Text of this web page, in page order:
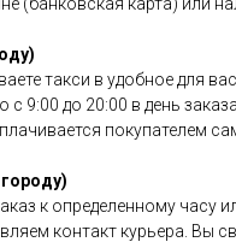
такси в удобное для
9:00 до 20:00 в день заказа.
покупателем
к определенному часу
контакт курьера. Вы